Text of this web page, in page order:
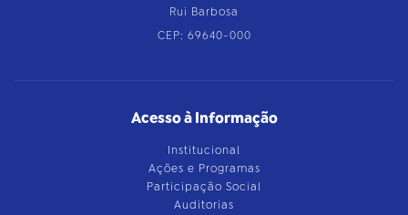
Rui Barbosa
CEP: 69640-000
Acesso à Informação
Institucional
Ações e Programas
Participação Social
Auditorias